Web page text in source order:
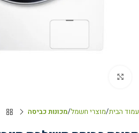
עמוד הבית מוצרי חשמל מכונות כביסה